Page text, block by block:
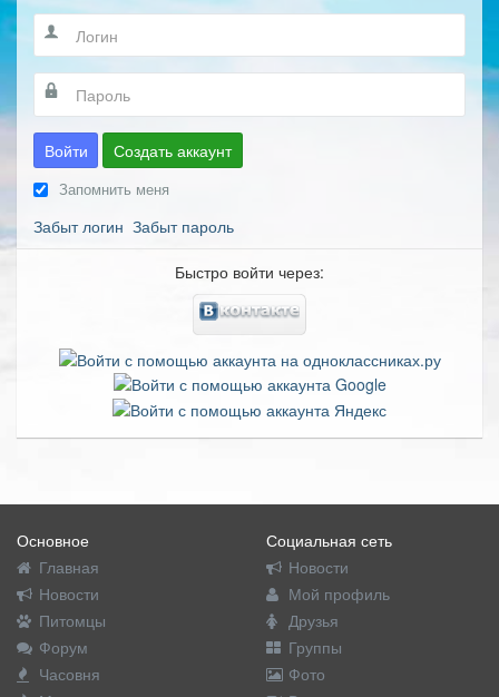
Войти Создать аккаунт
Запомнить меня
Забыт логин Забыт пароль
Быстро войти через:
Основное
Главная
Новости
Питомцы
Форум
Часовня
Социальная сеть
Новости
Мой профиль
Друзья
Группы
Фото